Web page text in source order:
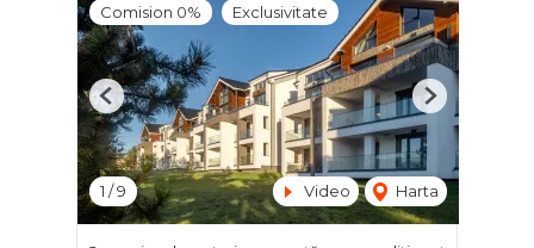
Comision 0% Exclusivitate
1 /9 Video Harta
Previous Next